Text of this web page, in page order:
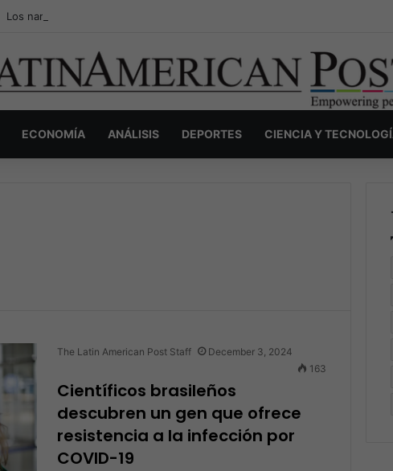
Los narcos invisibles de Colombia: la guerra secreta por la verdad, el poder
ECONOMÍA ANÁLISIS DEPORTES CIENCIA Y
The Latin American Post Staff
December 3, 2024
163
Científicos brasileños
descubren un gen que ofrece
resistencia a la infección por
COVID-19